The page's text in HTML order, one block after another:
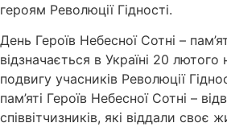
героям Революції Гідності.
День Героїв Небесної Сотні –
відзначається в Україні 20
подвигу учасників Революції
пам’яті Героїв Небесної Сотні –
співвітчизників, які віддали своє